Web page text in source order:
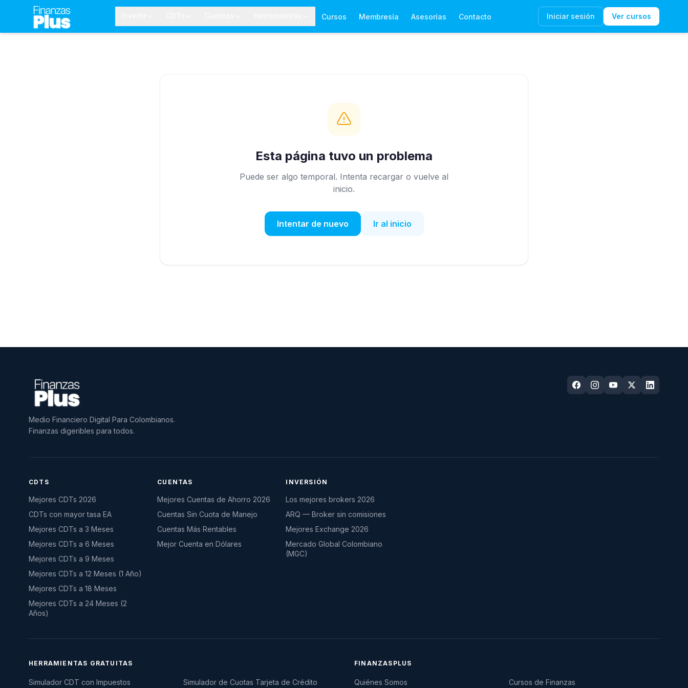
Cursos Membresía Asesorías Contacto Iniciar sesión Ver cursos
Esta página tuvo un problema
Puede ser algo temporal. Intenta recargar o vuelve al
inicio.
Intentar de nuevo Ir al inicio
Medio Financiero Digital Para Colombianos.
Finanzas digeribles para todos.
CDTS
Mejores CDTs 2026
CDTs con mayor tasa EA
Mejores CDTs a 3 Meses
Mejores CDTs a 6 Meses
Mejores CDTs a 9 Meses
Mejores CDTs a 12 Meses (1 Año)
Mejores CDTs a 18 Meses
Mejores CDTs a 24 Meses (2
Años)
CUENTAS
Mejores Cuentas de Ahorro 2026
Cuentas Sin Cuota de Manejo
Cuentas Más Rentables
Mejor Cuenta en Dólares
INVERSIÓN
Los mejores brokers 2026
ARQ — Broker sin comisiones
Mejores Exchange 2026
Mercado Global Colombiano
(MGC)
HERRAMIENTAS GRATUITAS
Simulador CDT con Impuestos Simulador de Cuotas Tarjeta de Crédito
FINANZASPLUS
Quiénes Somos Cursos de Finanzas